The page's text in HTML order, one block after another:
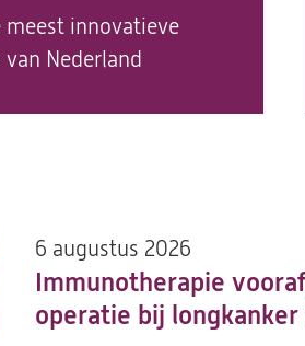
meest innovatieve
Nederland
Immunotherapie
operatie bij
6 augustus 2026